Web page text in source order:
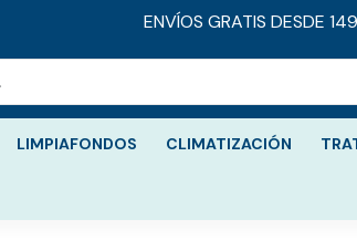
ENVÍOS GRATIS DESDE
LIMPIAFONDOS CLIMATIZACIÓN